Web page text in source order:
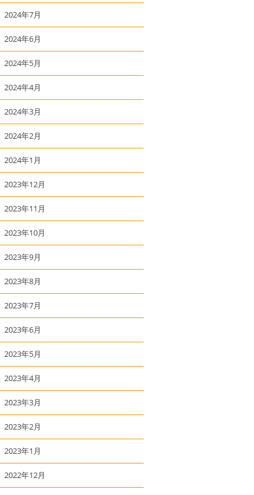
2024年7月
2024年6月
2024年5月
2024年4月
2024年3月
2024年2月
2024年1月
2023年12月
2023年11月
2023年10月
2023年9月
2023年8月
2023年7月
2023年6月
2023年5月
2023年4月
2023年3月
2023年2月
2023年1月
2022年12月